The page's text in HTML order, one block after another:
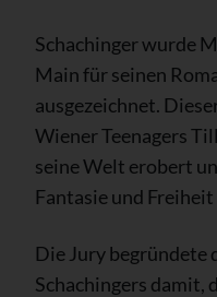
Schachinger wurde
Main für seinen
ausgezeichnet.
Wiener Teenagers
seine Welt erobert
Fantasie und
Die Jury begründete
Schachingers damit,